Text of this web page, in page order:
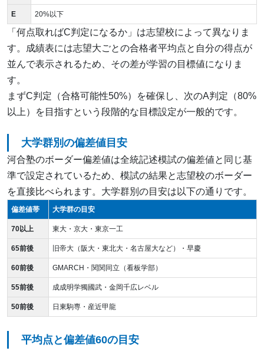
E 20%以下
「何点取ればC判定になるか」は志望校によって異なりま
す。成績表には志望大ごとの合格者平均点と自分の得点が
並んで表示されるため、その差が学習の目標値になりま
す。
まずC判定（合格可能性50%）を確保し、次のA判定（80%
以上）を目指すという段階的な目標設定が一般的です。
大学群別の偏差値目安
河合塾のボーダー偏差値は全統記述模試の偏差値と同じ基
準で設定されているため、模試の結果と志望校のボーダー
を直接比べられます。大学群別の目安は以下の通りです。
偏差値帯 大学群の目安
70以上 東大・京大・東京一工
65前後 旧帝大（阪大・東北大・名古屋大など）・早慶
60前後 GMARCH・関関同立（看板学部）
55前後 成成明学獨國武・金岡千広レベル
50前後 日東駒専・産近甲龍
平均点と偏差値60の目安